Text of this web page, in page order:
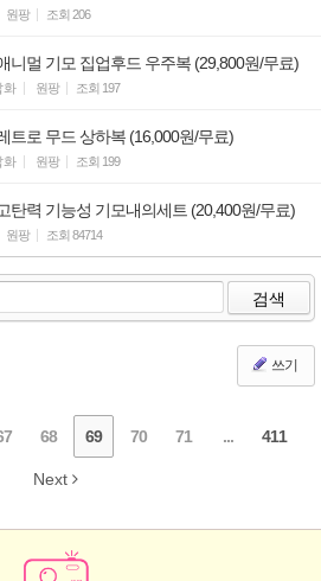
원팡 조회 206
니멀 기모 집업후드 우주복 (29,800원/무료)
화 원팡 조회 197
트로 무드 상하복 (16,000원/무료)
화 원팡 조회 199
탄력 기능성 기모내의세트 (20,400원/무료)
원팡 조회 84714
검색
쓰기
68 69 70 71 ... 411
Next